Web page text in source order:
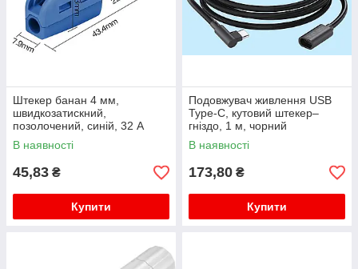
Штекер банан 4 мм,
швидкозатискний,
позолочений, синій, 32 А
В наявності
45,83 ₴
Купити
Подовжувач живлення USB
Type-C, кутовий штекер–
гніздо, 1 м, чорний
В наявності
173,80 ₴
Купити